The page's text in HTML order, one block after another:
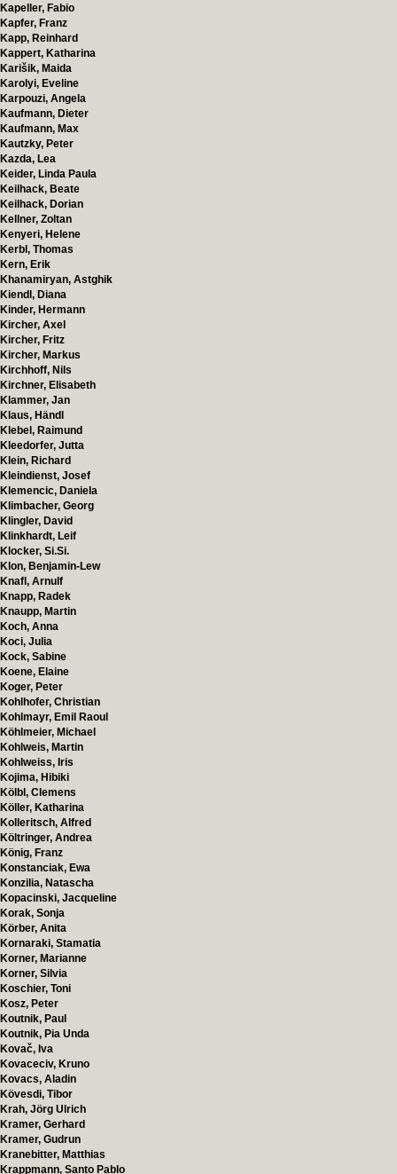
Kapeller, Fabio
Kapfer, Franz
Kapp, Reinhard
Kappert, Katharina
Karišik, Maida
Karolyi, Eveline
Karpouzi, Angela
Kaufmann, Dieter
Kaufmann, Max
Kautzky, Peter
Kazda, Lea
Keider, Linda Paula
Keilhack, Beate
Keilhack, Dorian
Kellner, Zoltan
Kenyeri, Helene
Kerbl, Thomas
Kern, Erik
Khanamiryan, Astghik
Kiendl, Diana
Kinder, Hermann
Kircher, Axel
Kircher, Fritz
Kircher, Markus
Kirchhoff, Nils
Kirchner, Elisabeth
Klammer, Jan
Klaus, Händl
Klebel, Raimund
Kleedorfer, Jutta
Klein, Richard
Kleindienst, Josef
Klemencic, Daniela
Klimbacher, Georg
Klingler, David
Klinkhardt, Leif
Klocker, Si.Si.
Klon, Benjamin-Lew
Knafl, Arnulf
Knapp, Radek
Knaupp, Martin
Koch, Anna
Koci, Julia
Kock, Sabine
Koene, Elaine
Koger, Peter
Kohlhofer, Christian
Kohlmayr, Emil Raoul
Köhlmeier, Michael
Kohlweis, Martin
Kohlweiss, Iris
Kojima, Hibiki
Kölbl, Clemens
Köller, Katharina
Kolleritsch, Alfred
Költringer, Andrea
König, Franz
Konstanciak, Ewa
Konzilia, Natascha
Kopacinski, Jacqueline
Korak, Sonja
Körber, Anita
Kornaraki, Stamatia
Korner, Marianne
Korner, Silvia
Koschier, Toni
Kosz, Peter
Koutnik, Paul
Koutnik, Pia Unda
Kovač, Iva
Kovaceciv, Kruno
Kovacs, Aladin
Kövesdi, Tibor
Krah, Jörg Ulrich
Kramer, Gerhard
Kramer, Gudrun
Kranebitter, Matthias
Krappmann, Santo Pablo